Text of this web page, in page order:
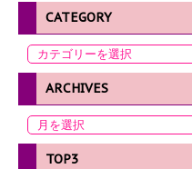
CATEGORY
ARCHIVES
TOP3